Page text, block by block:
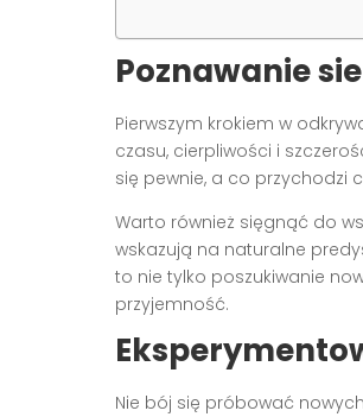
Poznawanie
Pierwszym krokiem w
czasu, cierpliwości i
się pewnie, a co przychodzi
Warto również sięgnąć do
wskazują na naturalne
to nie tylko poszukiwanie
przyjemność.
Nie bój się próbować